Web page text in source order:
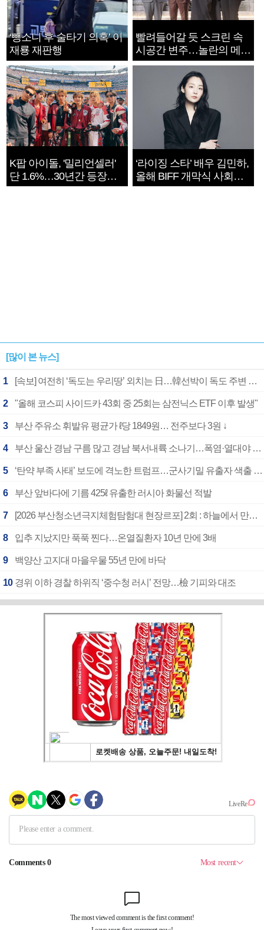
‘뺑소니 후 술타기 의혹’ 이
재룡 재판행
빨려들어갈 듯 스크린 속
시공간 변주…놀란의 메시
지는 ‘전쟁 속죄’
K팝 아이돌, '밀리언셀러'
단 1.6%…30년간 등장
1182개팀 전수조사
‘라이징 스타’ 배우 김민하,
올해 BIFF 개막식 사회자
확정
[많이 본 뉴스]
1 [속보] 여전히 ‘독도는 우리땅’ 외치는 日…韓선박이 독도 주변 해양조사 활동하자 반발
2 "올해 코스피 사이드카 43회 중 25회는 삼전닉스 ETF 이후 발생"
3 부산 주유소 휘발유 평균가 ℓ당 1849원… 전주보다 3원 ↓
4 부산 울산 경남 구름 많고 경남 북서내륙 소나기…폭염·열대야 계속
5 ‘탄약 부족 사태’ 보도에 격노한 트럼프…군사기밀 유출자 색출 지시
6 부산 앞바다에 기름 425ℓ 유출한 러시아 화물선 적발
7 [2026 부산청소년극지체험탐험대 현장르포] 2회 : 하늘에서 만난 얼음의 나라
8 입추 지났지만 푹푹 찐다…온열질환자 10년 만에 3배
9 백양산 고지대 마을우물 55년 만에 바닥
10 경위 이하 경찰 하위직 ‘중수청 러시’ 전망…檢 기피와 대조